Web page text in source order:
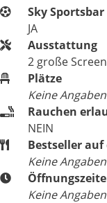
Sky Sportsbar
JA
Ausstattung
2 große
Plätze
Keine Angaben
Rauchen
NEIN
Bestseller auf
Keine Angaben
Keine Angaben